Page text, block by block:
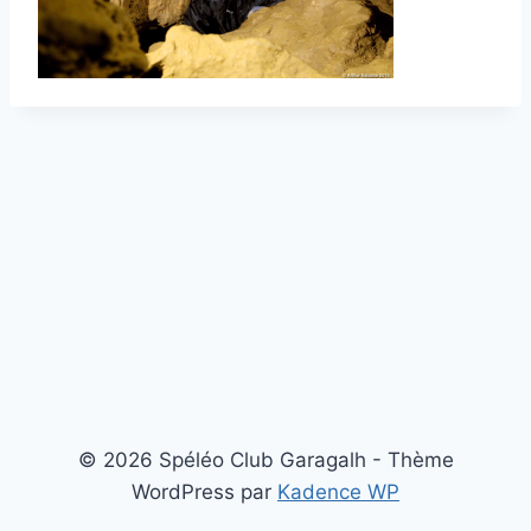
© 2026 Spéléo Club Garagalh - Thème
WordPress par Kadence WP